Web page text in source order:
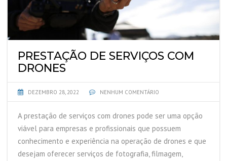
PRESTAÇÃO DE SERVIÇOS COM
DRONES
DEZEMBRO 28, 2022 NENHUM COMENTÁRIO
A prestação de serviços com drones pode ser uma opção
viável para empresas e profissionais que possuem
conhecimento e experiência na operação de drones e que
desejam oferecer serviços de fotografia, filmagem,